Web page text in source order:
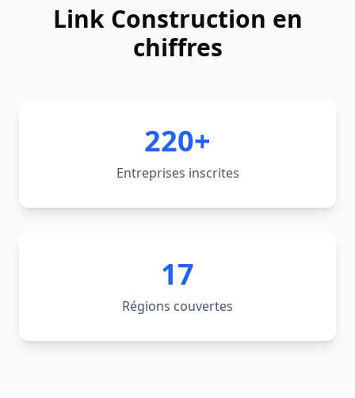
Link Construction en
chiffres
220+
Entreprises inscrites
17
Régions couvertes